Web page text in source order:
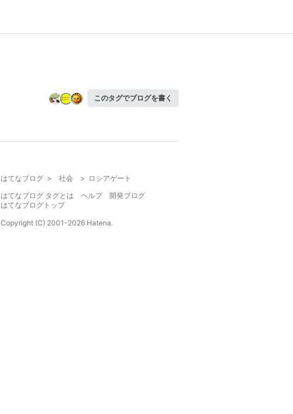
このタグでブログを書く
はてなブログ > 社会 > ロシアゲート
はてなブログ タグとは
ヘルプ
開発ブログ
はてなブログトップ
Copyright (C) 2001-2026 Hatena.